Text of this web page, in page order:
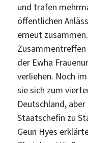
und trafen
öffentlichen
erneut
Zusammentreffen
der Ewha
verliehen. Noch
sie sich zum
Deutschland,
Staatschefin zu
Geun Hyes